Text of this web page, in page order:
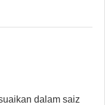
dalam saiz